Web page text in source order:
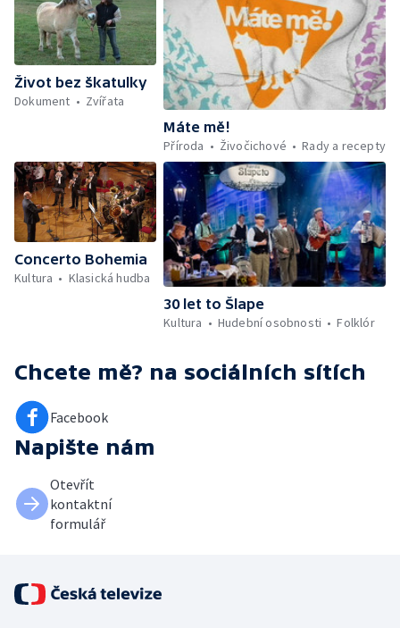
Život bez škatulky
Dokument
Zvířata
Máte mě!
Příroda
Živočichové Rady a recepty
Concerto Bohemia
Kultura
Klasická hudba
30 let to Šlape
Kultura
Hudební osobnosti Folklór
Chcete mě? na sociálních sítích
Facebook
Napište nám
Otevřít
kontaktní
formulář